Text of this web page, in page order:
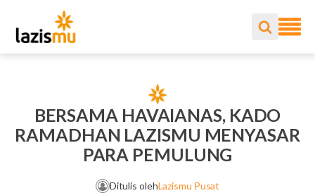
BERSAMA HAVAIANAS, KADO
RAMADHAN LAZISMU MENYASAR
PARA PEMULUNG
Ditulis olehLazismu Pusat